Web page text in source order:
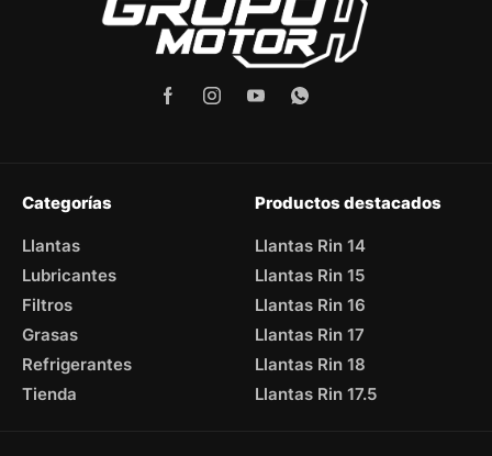
Categorías
Llantas
Lubricantes
Filtros
Grasas
Refrigerantes
Tienda
Productos destacados
Llantas Rin 14
Llantas Rin 15
Llantas Rin 16
Llantas Rin 17
Llantas Rin 18
Llantas Rin 17.5